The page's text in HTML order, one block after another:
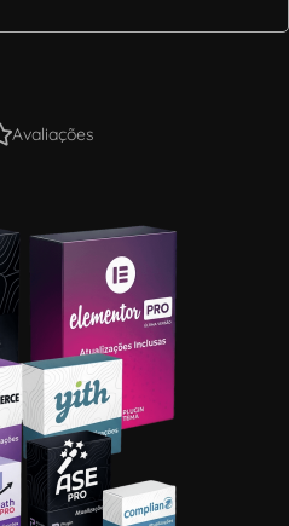
Avaliações